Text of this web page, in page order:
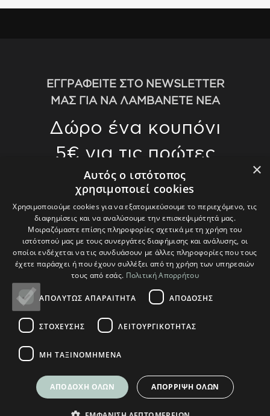
ΕΓΓΡΑΦΕΙΤΕ ΣΤΟ NEWSLETTER
ΜΑΣ ΓΙΑ ΝΑ ΛΑΜΒΑΝΕΤΕ ΝΕΑ
Δώρο ένα κουπόνι
5€ για τις πρώτες
αγορές σας άνω
των 70€
Γίνετε οι πρώτοι που θα μάθετε για τις
τελευταίες μας τάσεις και θα λάβετε
αποκλειστικές προσφορές.
Θα χρησιμοποιηθούν σύμφωνα με την δική μας
Πολιτική Απορρήτου
×
Αυτός ο ιστότοπος
χρησιμοποιεί cookies
Χρησιμοποιούμε cookies για να εξατομικεύσουμε το περιεχόμενο, τις
διαφημίσεις και να αναλύσουμε την επισκεψιμότητά μας.
Μοιραζόμαστε επίσης πληροφορίες σχετικά με τη χρήση του
ιστότοπού μας με τους συνεργάτες διαφήμισης και ανάλυσης, οι
οποίοι ενδέχεται να τις συνδυάσουν με άλλες πληροφορίες που τους
έχετε παράσχει ή που έχουν συλλέξει από τη χρήση των υπηρεσιών
τους από εσάς. Πολιτική Απορρήτου
ΑΠΟΛΎΤΩΣ ΑΠΑΡΑΊΤΗΤΑ ΑΠΌΔΟΣΗΣ
ΣΤΌΧΕΥΣΗΣ ΛΕΙΤΟΥΡΓΙΚΌΤΗΤΑΣ
ΜΗ ΤΑΞΙΝΟΜΗΜΈΝΑ
ΑΠΟΔΟΧΉ ΌΛΩΝ ΑΠΌΡΡΙΨΗ ΌΛΩΝ